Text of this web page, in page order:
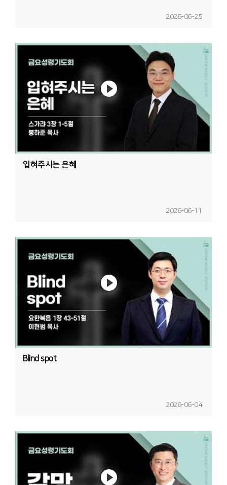
2026-06-25
입혀주시는 은혜
2026-06-11
Blind spot
2026-06-04